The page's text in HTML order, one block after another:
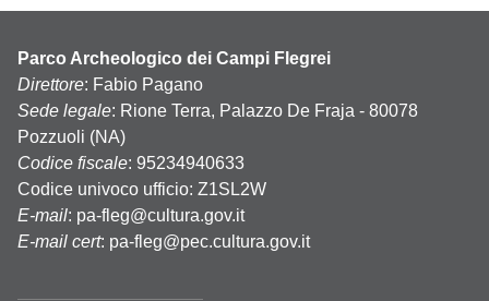
Parco Archeologico dei Campi Flegrei
Direttore: Fabio Pagano
Sede legale: Rione Terra, Palazzo De Fraja - 80078
Pozzuoli (NA)
Codice fiscale: 95234940633
Codice univoco ufficio: Z1SL2W
E-mail: pa-fleg@cultura.gov.it
E-mail cert: pa-fleg@pec.cultura.gov.it